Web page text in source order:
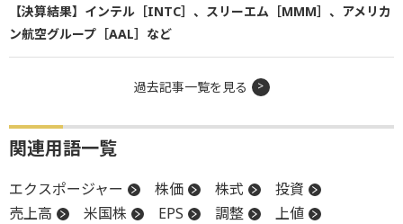
【決算結果】インテル［INTC］、スリーエム［MMM］、アメリカ
ン航空グループ［AAL］など
過去記事一覧を見る
関連用語一覧
エクスポージャー 株価 株式
投資
売上高
米国株 EPS 調整
上値